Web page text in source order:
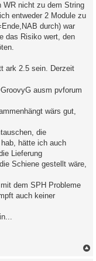
WR nicht zu dem String
entweder 2 Module zu
durch) war
das Risiko wert, den
ark 2.5 sein. Derzeit
ausm pvforum
wärs gut,
die
hätte ich auch
Lieferung
Schiene gestellt wäre,
dem SPH Probleme
auch keiner